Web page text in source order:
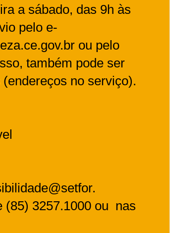
a sábado, das 9h às
pelo e-
ou pelo
também pode ser
no serviço).
(85) 3257.1000 ou nas